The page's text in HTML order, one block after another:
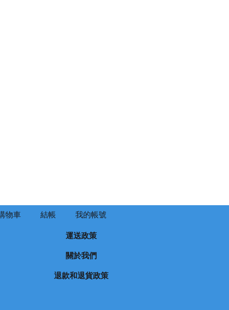
物車 結帳 我的帳號
運送政策
關於我們
退款和退貨政策